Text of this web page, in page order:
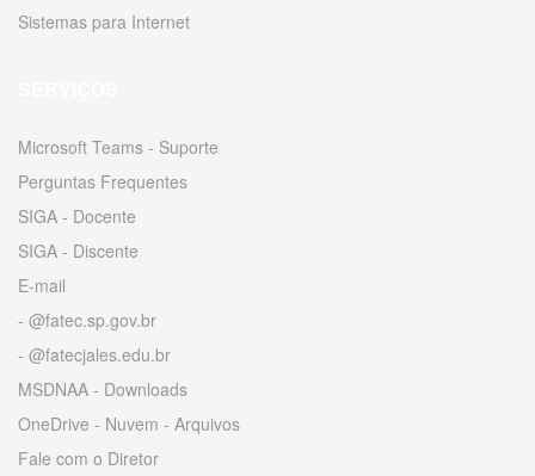
Sistemas para Internet
Microsoft Teams - Suporte
Perguntas Frequentes
SIGA - Docente
SIGA - Discente
E-mail
- @fatec.sp.gov.br
- @fatecjales.edu.br
MSDNAA - Downloads
OneDrive - Nuvem - Arquivos
Fale com o Diretor